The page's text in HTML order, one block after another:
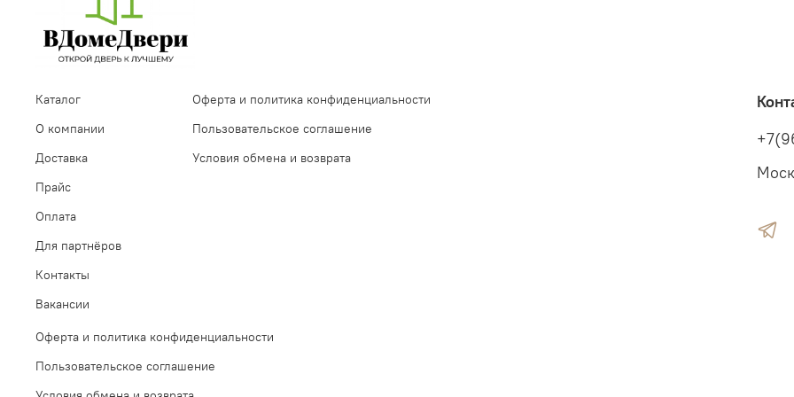
Каталог
О компании
Доставка
Прайс
Оплата
Для партнёров
Контакты
Вакансии
Оферта и политика конфиденциальности
Пользовательское соглашение
Условия обмена и возврата
Оферта и политика конфиденциальности
Пользовательское соглашение